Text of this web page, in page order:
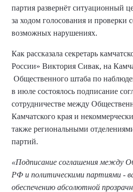
партия развернёт ситуационный
за ходом голосования и проверки
возможных нарушениях.
Как рассказала секретарь
России» Виктория Сивак, на
Общественного штаба по
в июле состоялось подписание
сотрудничестве между
Камчатского края и
также региональными
партий.
«Подписание соглашения между
РФ и политическими партиями -
обеспечению абсолютной